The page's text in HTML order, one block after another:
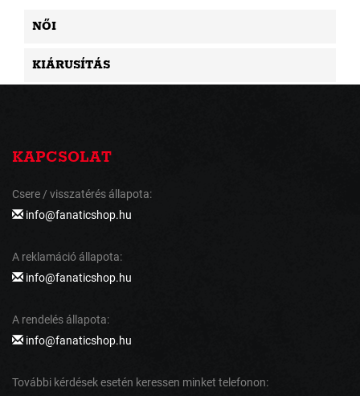
NŐI
KIÁRUSÍTÁS
KAPCSOLAT
Csere / visszatérés állapota:
info@fanaticshop.hu
A reklamáció állapota:
info@fanaticshop.hu
A rendelés állapota:
info@fanaticshop.hu
További kérdések esetén keressen minket telefonon: